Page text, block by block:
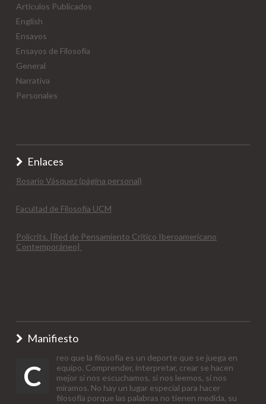
Artículos Publicados
English
Ensayos
Ensayos de Filosofía
General
Narrativa
Personales
Enlaces
Rosario Vásquez (página personal)
Facultad de Filosofía UCM
Policrits. |Red de Pensamiento Crítico Iberoamericano
Contemporáneo|
Manifiesto
C
reo que la filosofía es un deporte que se juega en
equipo. Comprender, interpretar, crear se hacen
mejor si nos escuchamos, si nos leemos, si nos
miramos. No hay un lugar especial para hacer
filosofía porque las palabras no tienen medida, su